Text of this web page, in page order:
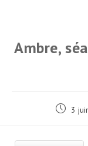
Ambre,
Post 3